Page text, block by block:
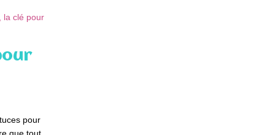
pour
que tout